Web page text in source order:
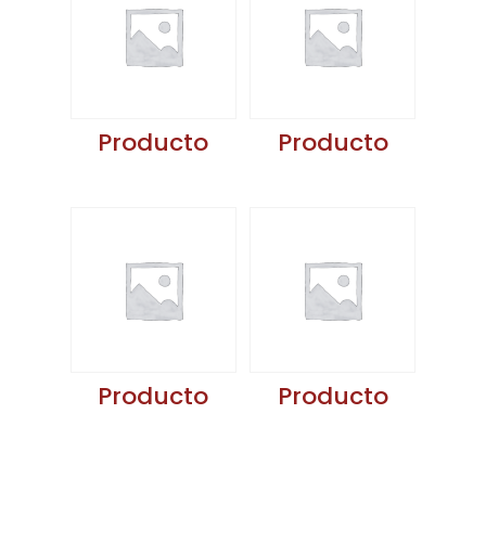
Producto Producto
Producto Producto